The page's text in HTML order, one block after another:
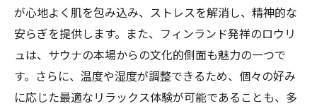
が心地よく肌を包み込み、ストレスを解消し、精神的な
安らぎを提供します。また、フィンランド発祥のロウリ
ュは、サウナの本場からの文化的側面も魅力の一つで
す。さらに、温度や湿度が調整できるため、個々の好み
に応じた最適なリラックス体験が可能であることも、多